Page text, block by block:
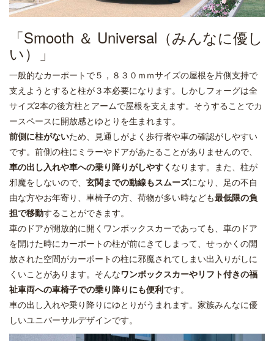
「Smooth ＆ Universal（みんなに優し
い）」
一般的なカーポートで５，８３０ｍｍサイズの屋根を片側支持で
支えようとすると柱が３本必要になります。しかしフォーグは全
サイズ2本の後方柱とアームで屋根を支えます。そうすることでカ
ースペースに開放感とゆとりを生まれます。
前側に柱がないため、見通しがよく歩行者や車の確認がしやすい
です。前側の柱にミラーやドアがあたることがありませんので、
車の出し入れや車への乗り降りがしやすく なります。また、柱が
邪魔をしないので、 玄関までの動線もスムーズになり、足の不自
由な方やお年寄り、車椅子の方、荷物が多い時なども最低限の負
担で移動することができます。
車のドアが開放的に開くワンボックスカーであっても、車のドア
を開けた時にカーポートの柱が前にきてしまって、せっかくの開
放された空間がカーポートの柱に邪魔されてしまい出入りがしに
くいことがあります。そんなワンボックスカーやリフト付きの福
祉車両への車椅子での乗り降りにも便利です。
車の出し入れや乗り降りにゆとりがうまれます。家族みんなに優
しいユニバーサルデザインです。